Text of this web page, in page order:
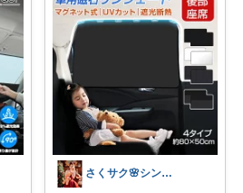
さくサク🌸シンプルライフと便利なモノ